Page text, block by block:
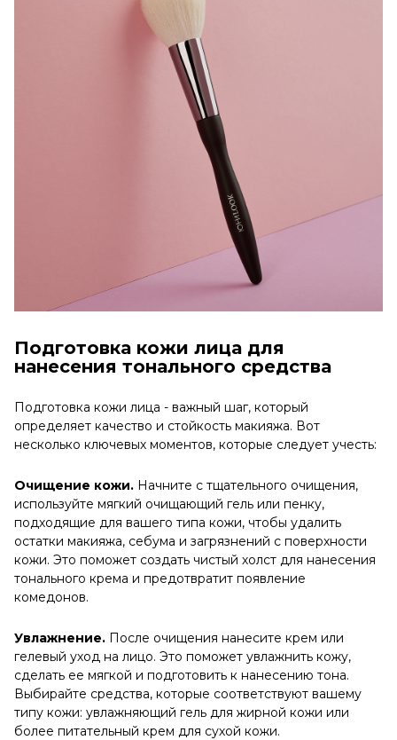
Подготовка кожи лица для
нанесения тонального средства
Подготовка кожи лица - важный шаг, который
определяет качество и стойкость макияжа. Вот
несколько ключевых моментов, которые следует учесть:
Очищение кожи. Начните с тщательного очищения,
используйте мягкий очищающий гель или пенку,
подходящие для вашего типа кожи, чтобы удалить
остатки макияжа, себума и загрязнений с поверхности
кожи. Это поможет создать чистый холст для нанесения
тонального крема и предотвратит появление
комедонов.
Увлажнение. После очищения нанесите крем или
гелевый уход на лицо. Это поможет увлажнить кожу,
сделать ее мягкой и подготовить к нанесению тона.
Выбирайте средства, которые соответствуют вашему
типу кожи: увлажняющий гель для жирной кожи или
более питательный крем для сухой кожи.